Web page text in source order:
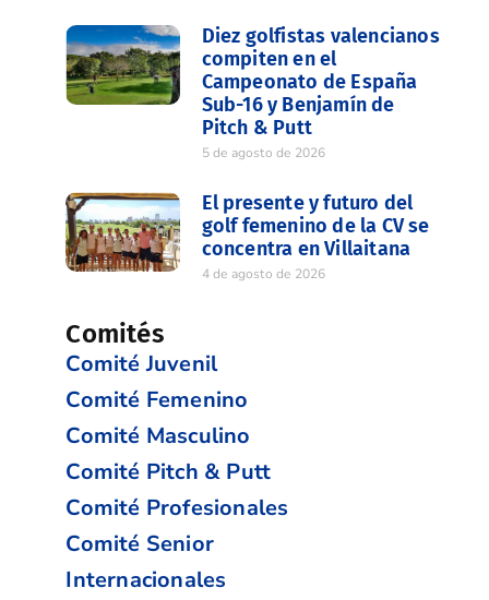
Diez golfistas valencianos
compiten en el
Campeonato de España
Sub-16 y Benjamín de
Pitch & Putt
5 de agosto de 2026
El presente y futuro del
golf femenino de la CV se
concentra en Villaitana
4 de agosto de 2026
Comités
Comité Juvenil
Comité Femenino
Comité Masculino
Comité Pitch & Putt
Comité Profesionales
Comité Senior
Internacionales